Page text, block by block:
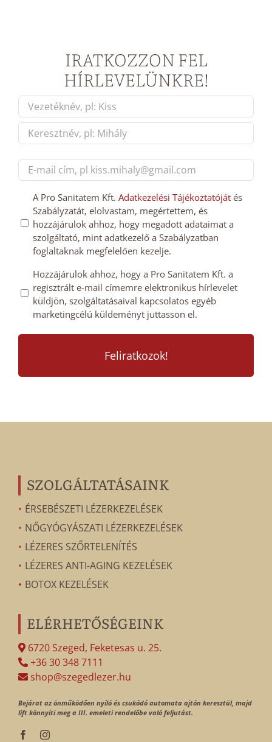
IRATKOZZON FEL
HÍRLEVELÜNKRE!
Név
*
First
mail
cím
GDPT
hozzájárulás
*
A Pro Sanitatem Kft. Adatkezelési Tájékoztatójátés
Szabályzatát, elolvastam, megértettem, és
hozzájárulok ahhoz, hogy megadott adataimat a
szolgáltató, mint adatkezelő a Szabályzatban
foglaltaknak megfelelően kezelje.
Mailchimp
feliratkozás
megerősítése
Hozzájárulok ahhoz, hogy a Pro Sanitatem Kft. a
regisztrált e-mail címemre elektronikus hírlevelet
küldjön, szolgáltatásaival kapcsolatos egyéb
marketingcélú küldeményt juttasson el.
SZOLGÁLTATÁSAINK
ÉRSEBÉSZETI LÉZERKEZELÉSEK
NŐGYÓGYÁSZATI LÉZERKEZELÉSEK
LÉZERES SZŐRTELENÍTÉS
LÉZERES ANTI-AGING KEZELÉSEK
BOTOX KEZELÉSEK
ELÉRHETŐSÉGEINK
6720 Szeged, Feketesas u. 25.
+36 30 348 7111
shop@szegedlezer.hu
Bejárat az önműködően nyíló és csukódó automata ajtón keresztül, majd
lift könnyíti meg a III. emeleti rendelőbe való feljutást.